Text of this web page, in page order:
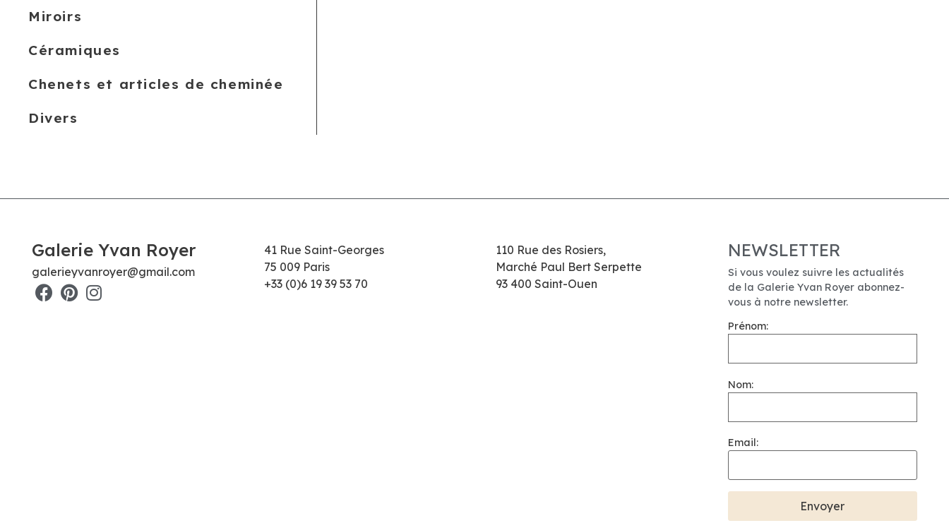
Miroirs
Céramiques
Chenets et articles de cheminée
Divers
Galerie Yvan Royer
galerieyvanroyer@gmail.com
41 Rue Saint-Georges
75 009 Paris
+33 (0)6 19 39 53 70
110 Rue des Rosiers,
Marché Paul Bert Serpette
93 400 Saint-Ouen
NEWSLETTER
Si vous voulez suivre les actualités
de la Galerie Yvan Royer abonnez-
vous à notre newsletter.
Prénom:
Nom:
Email: